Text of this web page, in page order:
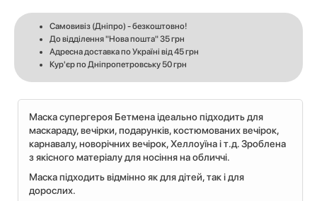
Самовивіз (Дніпро) - безкоштовно!
До відділення "Нова пошта" 35 грн
Адресна доставка по Україні від 45 грн
Кур'єр по Дніпропетровську 50 грн
Маска супергероя Бетмена ідеально підходить для
маскараду, вечірки, подарунків, костюмованих вечірок,
карнавалу, новорічних вечірок, Хеллоуїна і т.д. Зроблена
з якісного матеріалу для носіння на обличчі.
Маска підходить відмінно як для дітей, так і для
дорослих.